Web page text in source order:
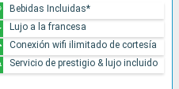
Bebidas Incluidas*
Lujo a la francesa
Conexión wifi ilimitado de cortesía
Servicio de prestigio & lujo incluido